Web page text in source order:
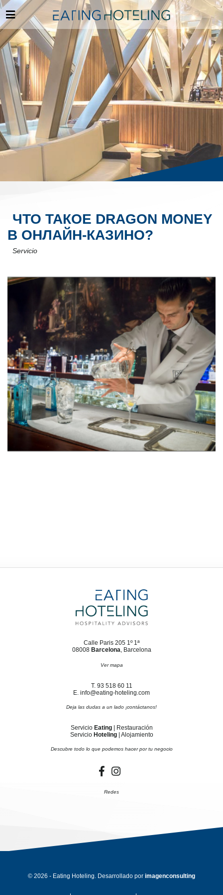
ЧТО ТАКОЕ DRAGON MONEY
В ОНЛАЙН-КАЗИНО?
Servicio
Calle Paris 205 1º 1ª
08008 Barcelona, Barcelona
Ver mapa
T. 93 518 60 11
E. info@eating-hoteling.com
Deja las dudas a un lado ¡contáctanos!
Servicio Eating| Restauración
Servicio Hoteling| Alojamiento
Descubre todo lo que podemos hacer por tu negocio
Redes
© 2026 - Eating Hoteling. Desarrollado por imagenconsulting